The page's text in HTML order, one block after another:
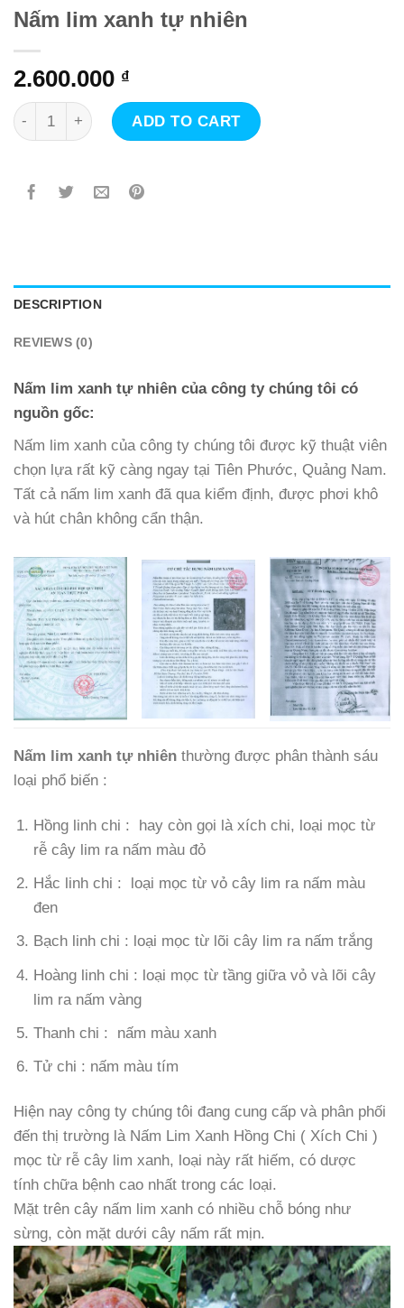
Nấm lim xanh tự nhiên
2.600.000 ₫
Nấm lim xanh tự nhiên quantity
ADD TO CART
DESCRIPTION
REVIEWS (0)
Nấm lim xanh tự nhiên của công ty chúng tôi có
nguồn gốc:
Nấm lim xanh của công ty chúng tôi được kỹ thuật viên
chọn lựa rất kỹ càng ngay tại Tiên Phước, Quảng Nam.
Tất cả nấm lim xanh đã qua kiểm định, được phơi khô
và hút chân không cẩn thận.
Nấm lim xanh tự nhiên thường được phân thành sáu
loại phổ biến :
Hồng linh chi : hay còn gọi là xích chi, loại mọc từ
rễ cây lim ra nấm màu đỏ
Hắc linh chi : loại mọc từ vỏ cây lim ra nấm màu
đen
Bạch linh chi : loại mọc từ lõi cây lim ra nấm trắng
Hoàng linh chi : loại mọc từ tầng giữa vỏ và lõi cây
lim ra nấm vàng
Thanh chi : nấm màu xanh
Tử chi : nấm màu tím
Hiện nay công ty chúng tôi đang cung cấp và phân phối
đến thị trường là Nấm Lim Xanh Hồng Chi ( Xích Chi )
mọc từ rễ cây lim xanh, loại này rất hiếm, có dược
tính chữa bệnh cao nhất trong các loại.
Mặt trên cây nấm lim xanh có nhiều chỗ bóng như
sừng, còn mặt dưới cây nấm rất mịn.